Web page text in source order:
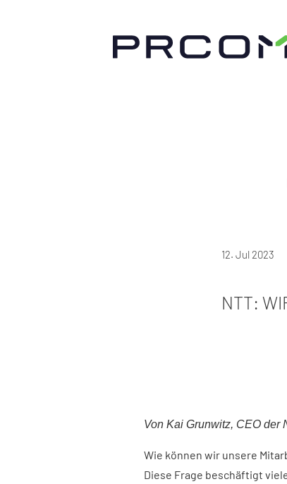
12. Jul 2023
NTT:
Von Kai Grunwitz, CEO der
Wie können wir unsere
Diese Frage beschäftigt